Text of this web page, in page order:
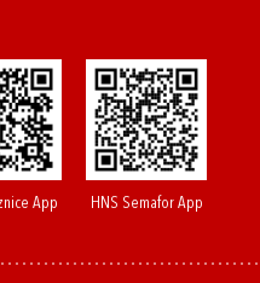
App HNS Semafor App